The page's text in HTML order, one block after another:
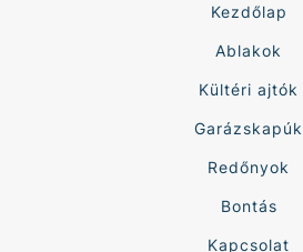
Kezdőlap
Ablakok
Kültéri ajtók
Garázskapúk
Redőnyok
Bontás
Kapcsolat